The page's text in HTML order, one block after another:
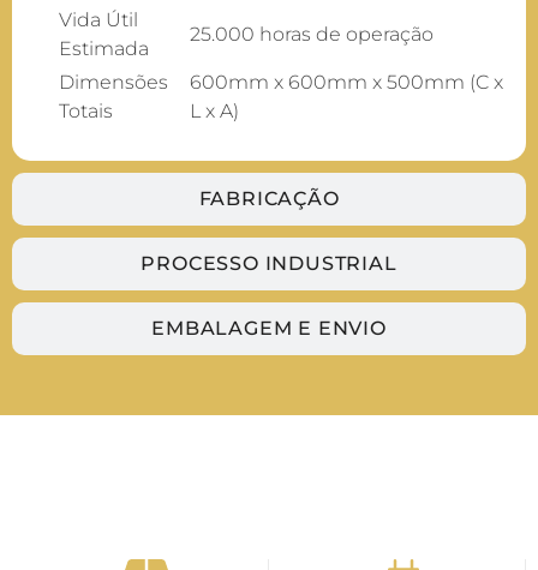
FABRICAÇÃO
PROCESSO INDUSTRIAL
EMBALAGEM E ENVIO
Vida Útil
Estimada
25.000 horas de operação
Dimensões
Totais
600mm x 600mm x 500mm (C x
L x A)